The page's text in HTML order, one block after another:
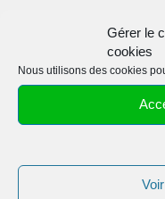
Gérer le
cookies
Nous utilisons des cookies